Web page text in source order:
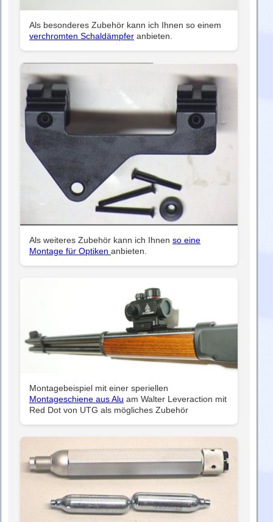
Als besonderes Zubehör kann ich Ihnen so einem
verchromten Schaldämpfer anbieten.
Als weiteres Zubehör kann ich Ihnen so eine
Montage für Optiken anbieten.
Montagebeispiel mit einer speriellen
Montageschiene aus Alu am Walter Leveraction mit
Red Dot von UTG als mögliches Zubehör